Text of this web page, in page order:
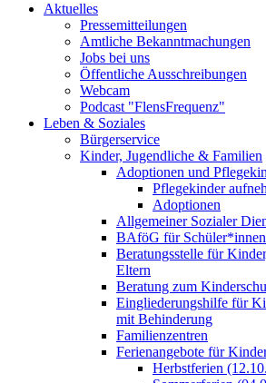
Aktuelles
Pressemitteilungen
Amtliche Bekanntmachungen
Jobs bei uns
Öffentliche Ausschreibungen
Webcam
Podcast "FlensFrequenz"
Leben & Soziales
Bürgerservice
Kinder, Jugendliche & Familien
Adoptionen und
Pflegekinder
Adoptionen
Allgemeiner Sozialer
BAföG für Schüler*innen
Beratungsstelle für
Eltern
Beratung zum
Eingliederungshilfe für
mit Behinderung
Familienzentren
Ferienangebote für
Herbstferien